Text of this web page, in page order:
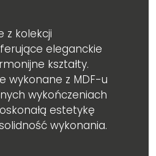
z kolekcji
eleganckie
kształty.
wykonane z MDF-u
wykończeniach
estetykę
wykonania.